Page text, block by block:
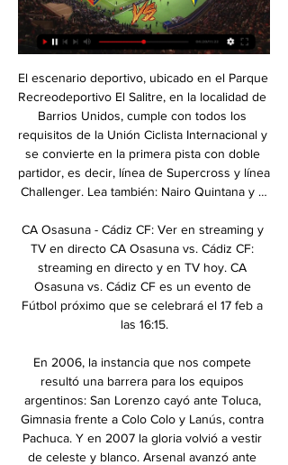
El escenario deportivo, ubicado en el Parque
Recreodeportivo El Salitre, en la localidad de
Barrios Unidos, cumple con todos los
requisitos de la Unión Ciclista Internacional y
se convierte en la primera pista con doble
partidor, es decir, línea de Supercross y línea
Challenger. Lea también: Nairo Quintana y …
CA Osasuna - Cádiz CF: Ver en streaming y
TV en directo CA Osasuna vs. Cádiz CF:
streaming en directo y en TV hoy. CA
Osasuna vs. Cádiz CF es un evento de
Fútbol próximo que se celebrará el 17 feb a
las 16:15.
En 2006, la instancia que nos compete
resultó una barrera para los equipos
argentinos: San Lorenzo cayó ante Toluca,
Gimnasia frente a Colo Colo y Lanús, contra
Pachuca. Y en 2007 la gloria volvió a vestir
de celeste y blanco. Arsenal avanzó ante